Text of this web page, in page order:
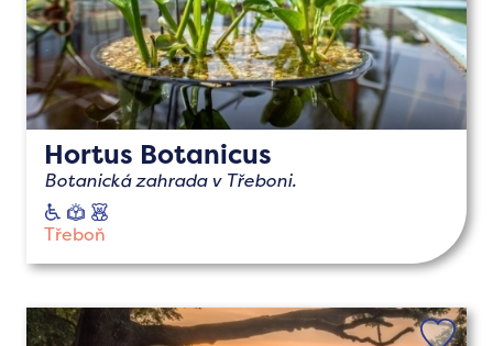
Hortus Botanicus
Botanická zahrada v Třeboni.
vozíčkáři
naučné
Třeboň